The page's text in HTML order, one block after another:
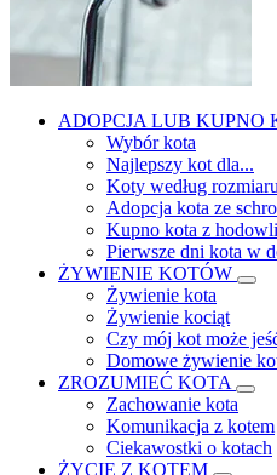
ADOPCJA LUB KUPNO
Wybór kota
Najlepszy kot dla...
Koty według
Adopcja kota ze
Kupno kota z hodowli
Pierwsze dni kota w
ŻYWIENIE KOTÓW
Żywienie kota
Żywienie kociąt
Czy mój kot może
Domowe żywienie
ZROZUMIEĆ KOTA
Zachowanie kota
Komunikacja z kotem
Ciekawostki o kotach
ŻYCIE Z KOTEM